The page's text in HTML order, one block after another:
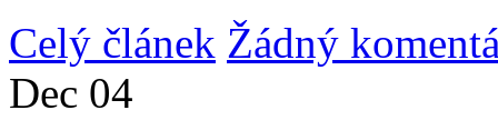
Celý článek Žádný
Dec 04